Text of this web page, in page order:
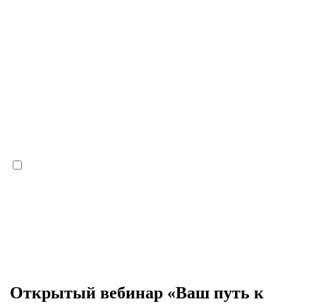
Открытый вебинар «Ваш путь к